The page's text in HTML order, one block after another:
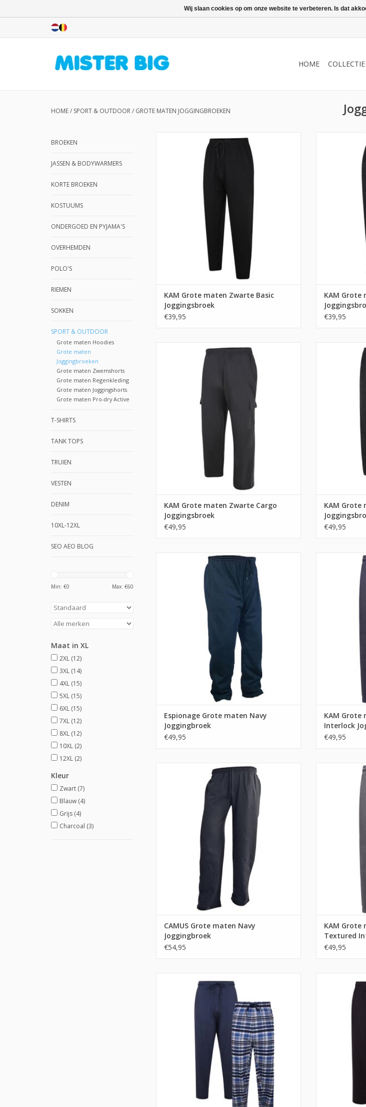
HOME COLLECTIE
HOME/ SPORT & OUTDOOR/ GROTE MATEN JOGGINGBROEKEN
BROEKEN
JASSEN & BODYWARMERS
KORTE BROEKEN
KOSTUUMS
ONDERGOED EN PYJAMA'S
OVERHEMDEN
POLO'S
RIEMEN
SOKKEN
SPORT & OUTDOOR
Grote maten Hoodies
Grote maten
Joggingbroeken
Grote maten Zwemshorts
Grote maten Regenkleding
Grote maten Joggingshorts
Grote maten Pro-dry Active
T-SHIRTS
TANK TOPS
TRUIEN
VESTEN
DENIM
10XL-12XL
SEO AEO BLOG
Min: €0 Max: €60
Maat in XL
2XL (12)
3XL (14)
4XL (15)
5XL (15)
6XL (15)
7XL (12)
8XL (12)
10XL (2)
12XL (2)
Kleur
Zwart (7)
Blauw (4)
Grijs (4)
Charcoal (3)
KAM Grote maten Zwarte Basic
Joggingsbroek
€39,95
KAM Grote
€39,95
KAM Grote maten Zwarte Cargo
Joggingsbroek
€49,95
KAM Grote
€49,95
Espionage Grote maten Navy
Joggingbroek
€49,95
KAM
Interlock
€49,95
CAMUS Grote maten Navy
Joggingbroek
€54,95
KAM Grote
Textured
€49,95
Wij slaan cookies op om onze website te verbeteren. Is dat